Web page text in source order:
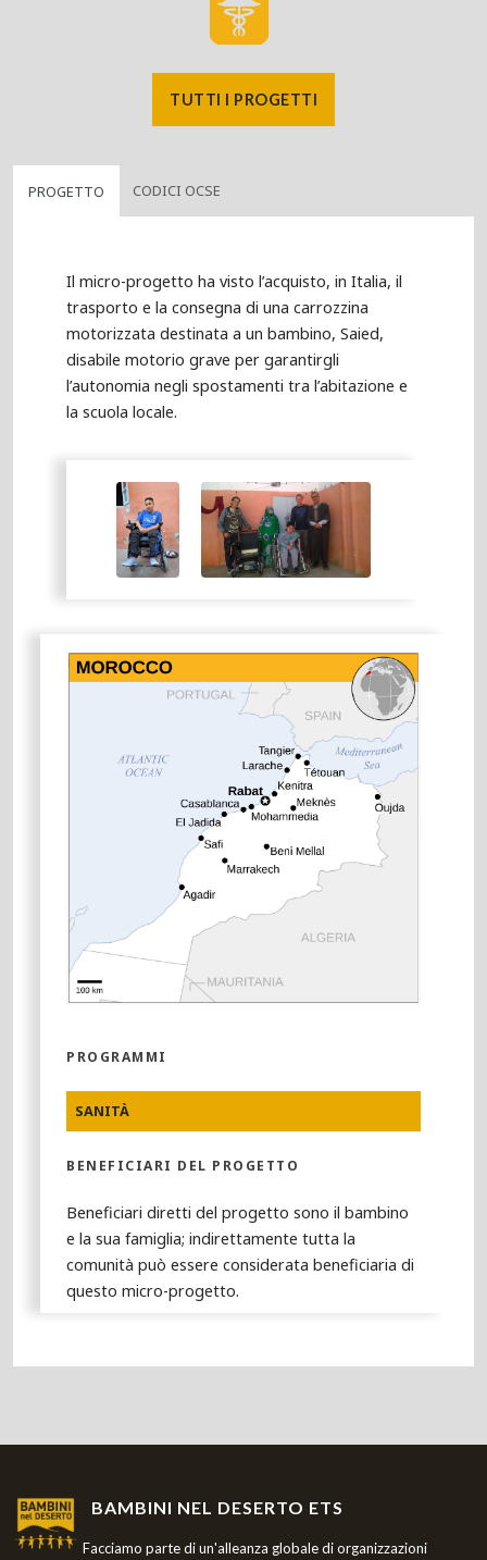
TUTTI I PROGETTI
PROGETTO CODICI OCSE
Il micro-progetto ha visto l’acquisto, in Italia, il
trasporto e la consegna di una carrozzina
motorizzata destinata a un bambino, Saied,
disabile motorio grave per garantirgli
l’autonomia negli spostamenti tra l’abitazione e
la scuola locale.
PROGRAMMI
SANITÀ
BENEFICIARI DEL PROGETTO
Beneficiari diretti del progetto sono il bambino
e la sua famiglia; indirettamente tutta la
comunità può essere considerata beneficiaria di
questo micro-progetto.
BAMBINI NEL DESERTO ETS
Facciamo parte di un'alleanza globale di organizzazioni